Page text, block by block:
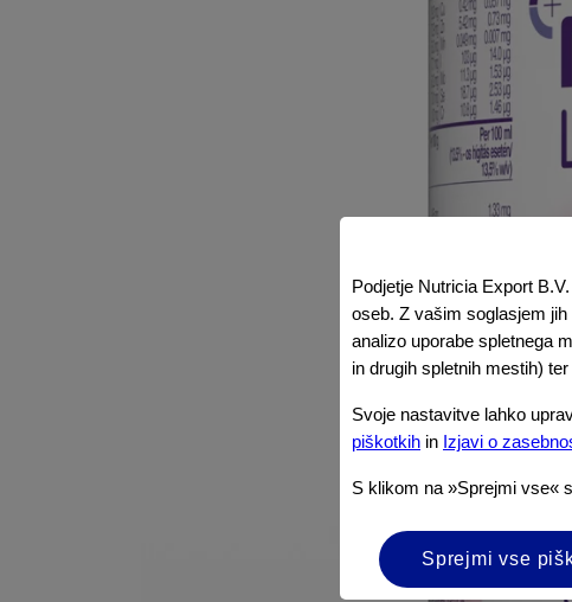
Podjetje Nutricia Export
oseb. Z vašim soglasjem
analizo uporabe spletnega
in drugih spletnih mestih)
Svoje nastavitve lahko
piškotkih in Izjavi o
S klikom na »Sprejmi vse«
Sprejmi vse